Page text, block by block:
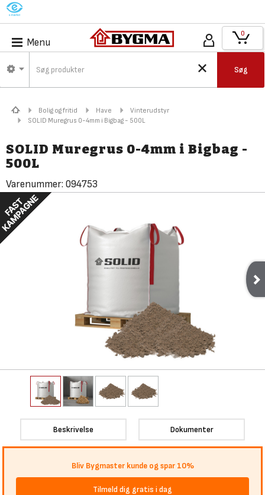
M
Menu
Søg
0
Bolig og fritid Have
Vinterudstyr
SOLID Muregrus 0-4mm i Bigbag - 500L
SOLID Muregrus 0-4mm i Bigbag -
500L
Varenummer: 094753
Beskrivelse Dokumenter
Bliv Bygmaster kunde og spar 10%
Tilmeld dig gratis i dag